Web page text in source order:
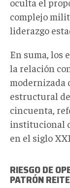
complejo
liderazgo
En suma, los
la relación
modernizada
estructural
cincuenta,
institucional
en el siglo
RIESGO DE
PATRÓN